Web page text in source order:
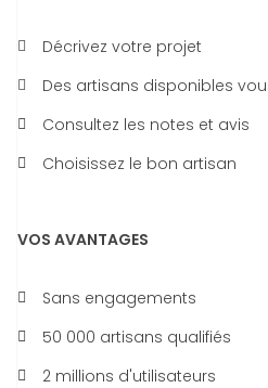
Décrivez votre projet
Des artisans disponibles
Consultez les notes et avis
Choisissez le bon artisan
VOS AVANTAGES
Sans engagements
50 000 artisans qualifiés
2 millions d'utilisateurs